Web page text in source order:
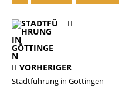
VORHERIGER
Stadtführung in Göttingen